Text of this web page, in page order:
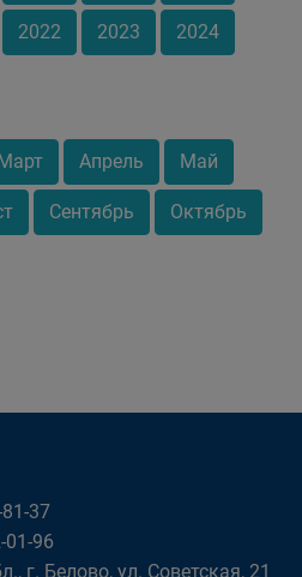
2022 2023 2024
Апрель Май
Сентябрь Октябрь
37
96
г. Белово, ул. Советская, 21